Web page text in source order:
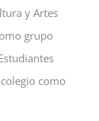
y Artes
grupo
como